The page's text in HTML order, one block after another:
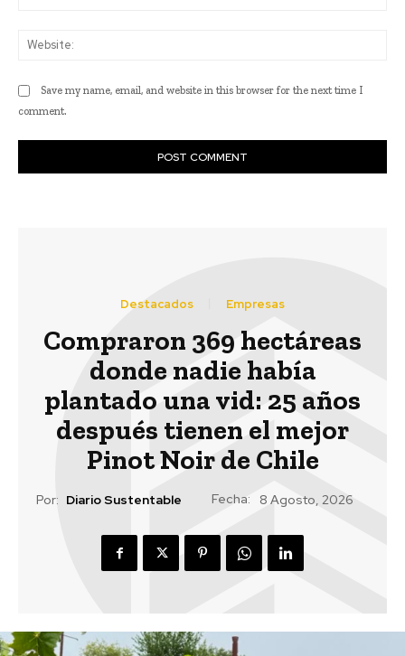
Save my name, email, and website in this browser for the next time I
comment.